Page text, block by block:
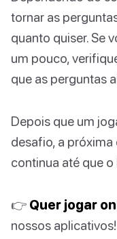
tornar as
quanto quiser. Se
um pouco,
que as perguntas
Depois que um
desafio, a
continua até que
👉 Quer jogar
nossos aplicativos!